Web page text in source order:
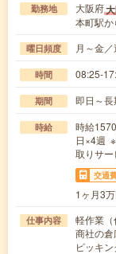
勤務地 大阪府
本町駅
曜日頻度 月～金／
時間 08:25-
期間 即日～長
時給
時給
日×4週
取りサー
交通
1ヶ月3
仕事内容
軽作業（
商社の倉
ピッキ